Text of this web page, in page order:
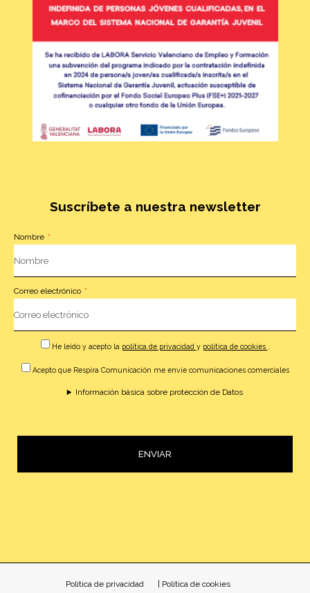
Suscríbete a nuestra newsletter
Nombre
Correo electrónico
He leído y acepto la política de privacidad y política de cookies
Acepto que Respira Comunicación me envíe comunicaciones comerciales
Información básica sobre protección de Datos
ENVIAR
Política de privacidad | Política de cookies